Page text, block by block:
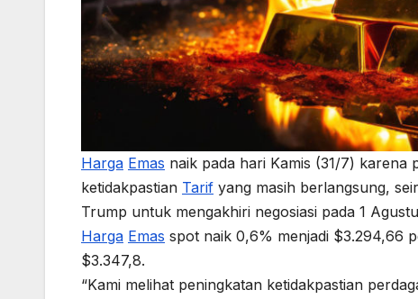
Harga Emas naik pada hari Kamis (31/7) karena
ketidakpastian Tarif yang masih berlangsung,
Trump untuk mengakhiri negosiasi pada 1
Harga Emas spot naik 0,6% menjadi $3.294,66
$3.347,8.
“Kami melihat peningkatan ketidakpastian